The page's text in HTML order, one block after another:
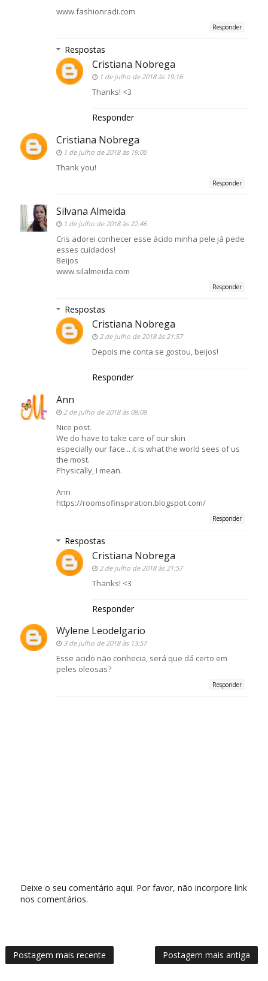
www.fashionradi.com
Responder
Respostas
Cristiana Nobrega
1 de julho de 2018 às 19:16
Thanks! <3
Responder
Cristiana Nobrega
1 de julho de 2018 às 19:00
Thank you!
Responder
Silvana Almeida
1 de julho de 2018 às 22:46
Cris adorei conhecer esse ácido minha pele já pede
esses cuidados!
Beijos
www.silalmeida.com
Responder
Respostas
Cristiana Nobrega
2 de julho de 2018 às 21:57
Depois me conta se gostou, beijos!
Responder
Ann
2 de julho de 2018 às 08:08
Nice post.
We do have to take care of our skin
especially our face... it is what the world sees of us
the most.
Physically, I mean.
Ann
https://roomsofinspiration.blogspot.com/
Responder
Respostas
Cristiana Nobrega
2 de julho de 2018 às 21:57
Thanks! <3
Responder
Wylene Leodelgario
3 de julho de 2018 às 13:57
Esse acido não conhecia, será que dá certo em
peles oleosas?
Responder
Deixe o seu comentário aqui. Por favor, não incorpore link
nos comentários.
Postagem mais recente Postagem mais antiga